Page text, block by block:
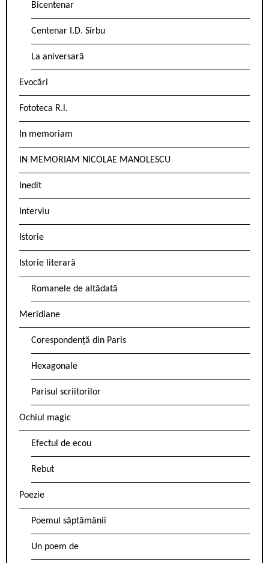
Bicentenar
Centenar I.D. Sîrbu
La aniversară
Evocări
Fototeca R.l.
In memoriam
IN MEMORIAM NICOLAE MANOLESCU
Inedit
Interviu
Istorie
Istorie literară
Romanele de altădată
Meridiane
Corespondență din Paris
Hexagonale
Parisul scriitorilor
Ochiul magic
Efectul de ecou
Rebut
Poezie
Poemul săptămânii
Un poem de